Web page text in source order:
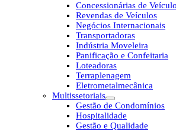
Concessionárias de
Revendas de Veículos
Negócios Internacionais
Transportadoras
Indústria Moveleira
Panificação e Confeitaria
Loteadoras
Terraplenagem
Eletrometalmecânica
Multissetoriais
Gestão de Condomínios
Hospitalidade
Gestão e Qualidade